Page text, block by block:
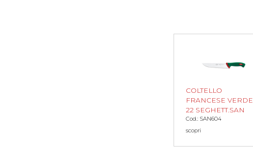
COLTELLO
FRANCESE VERDE
22 SEGHETT.SAN
Cod.: SAN604
scopri